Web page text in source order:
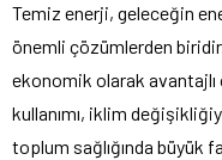
Temiz enerji, geleceğin
önemli çözümlerden
ekonomik olarak avantajlı
kullanımı, iklim
toplum sağlığında büyük